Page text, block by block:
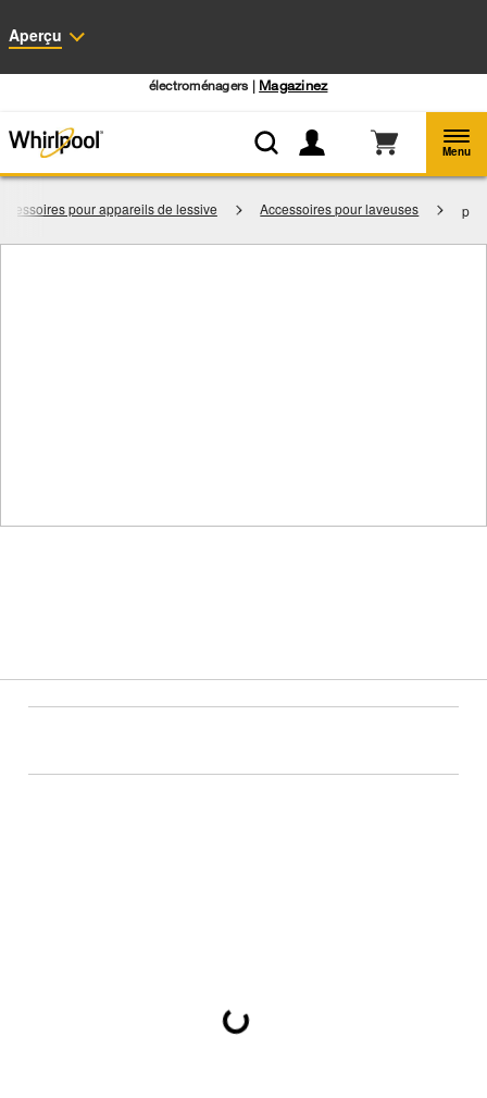
électroménagers | Magazinez
Menu
pour appareils de lessive Accessoires pour laveuses p
Aperçu